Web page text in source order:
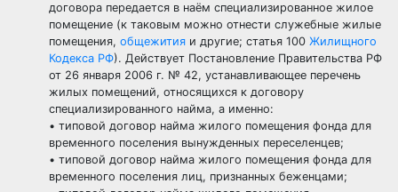
договора передается в наём специализированное жилое
помещение (к таковым можно отнести служебные жилые
помещения, общежития и другие; статья 100 Жилищного
Кодекса РФ). Действует Постановление Правительства РФ
от 26 января 2006 г. № 42, устанавливающее перечень
жилых помещений, относящихся к договору
специализированного найма, а именно:
• типовой договор найма жилого помещения фонда для
временного поселения вынужденных переселенцев;
• типовой договор найма жилого помещения фонда для
временного поселения лиц, признанных беженцами;